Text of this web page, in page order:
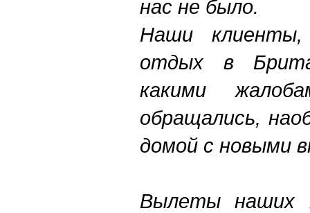
нас не было.
Наши клиенты,
отдых в
какими
обращались,
домой с новыми
Вылеты наших